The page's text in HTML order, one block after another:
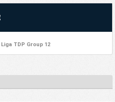
TDP Group 12